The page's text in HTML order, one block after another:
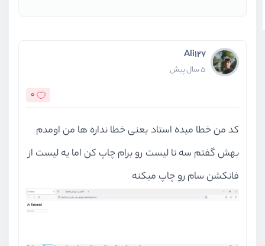
Ali127
5 سال پیش
0
کد من خطا میده استاد یعنی خطا نداره ها من اومدم
بهش گفتم سه تا لیست رو برام چاپ کن اما یه لیست از
فانکشن سام رو چاپ میکنه